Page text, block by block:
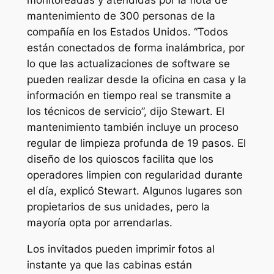
mantenimiento de 300 personas de la
compañía en los Estados Unidos. “Todos
están conectados de forma inalámbrica, por
lo que las actualizaciones de software se
pueden realizar desde la oficina en casa y la
información en tiempo real se transmite a
los técnicos de servicio”, dijo Stewart. El
mantenimiento también incluye un proceso
regular de limpieza profunda de 19 pasos. El
diseño de los quioscos facilita que los
operadores limpien con regularidad durante
el día, explicó Stewart. Algunos lugares son
propietarios de sus unidades, pero la
mayoría opta por arrendarlas.
Los invitados pueden imprimir fotos al
instante ya que las cabinas están